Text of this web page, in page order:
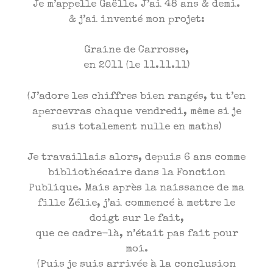
Je m’appelle Gaëlle. J’ai 48 ans & demi.
& j’ai inventé mon projet:
Graine de Carrosse,
en 2011 (le 11.11.11)
(J’adore les chiffres bien rangés, tu t’en
apercevras chaque vendredi, même si je
suis totalement nulle en maths)
Je travaillais alors, depuis 6 ans comme
bibliothécaire dans la Fonction
Publique. Mais après la naissance de ma
fille Zélie, j’ai commencé à mettre le
doigt sur le fait,
que ce cadre-là, n’était pas fait pour
moi.
(Puis je suis arrivée à la conclusion